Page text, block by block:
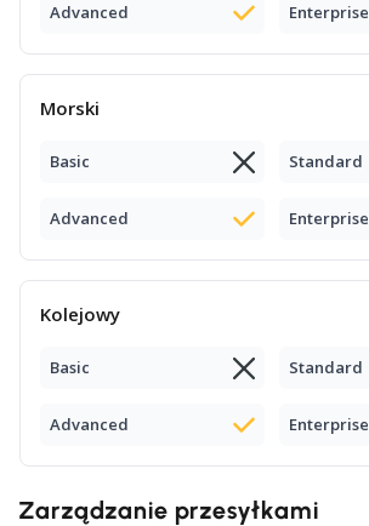
Advanced Enterprise
Morski
Basic Standard
Advanced Enterprise
Kolejowy
Basic Standard
Advanced Enterprise
Zarządzanie przesyłkami